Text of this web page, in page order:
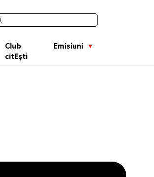
Club
citEști
Emisiuni